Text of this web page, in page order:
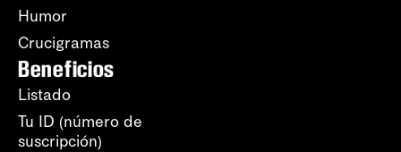
Humor
Crucigramas
Beneficios
Listado
Tu ID (número de
suscripción)